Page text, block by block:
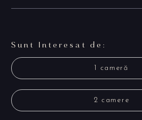
Sunt Interesat de:
1 cameră
2 camere